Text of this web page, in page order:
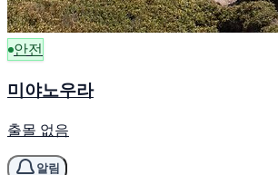
안전
미야노우라
출몰 없음
알림